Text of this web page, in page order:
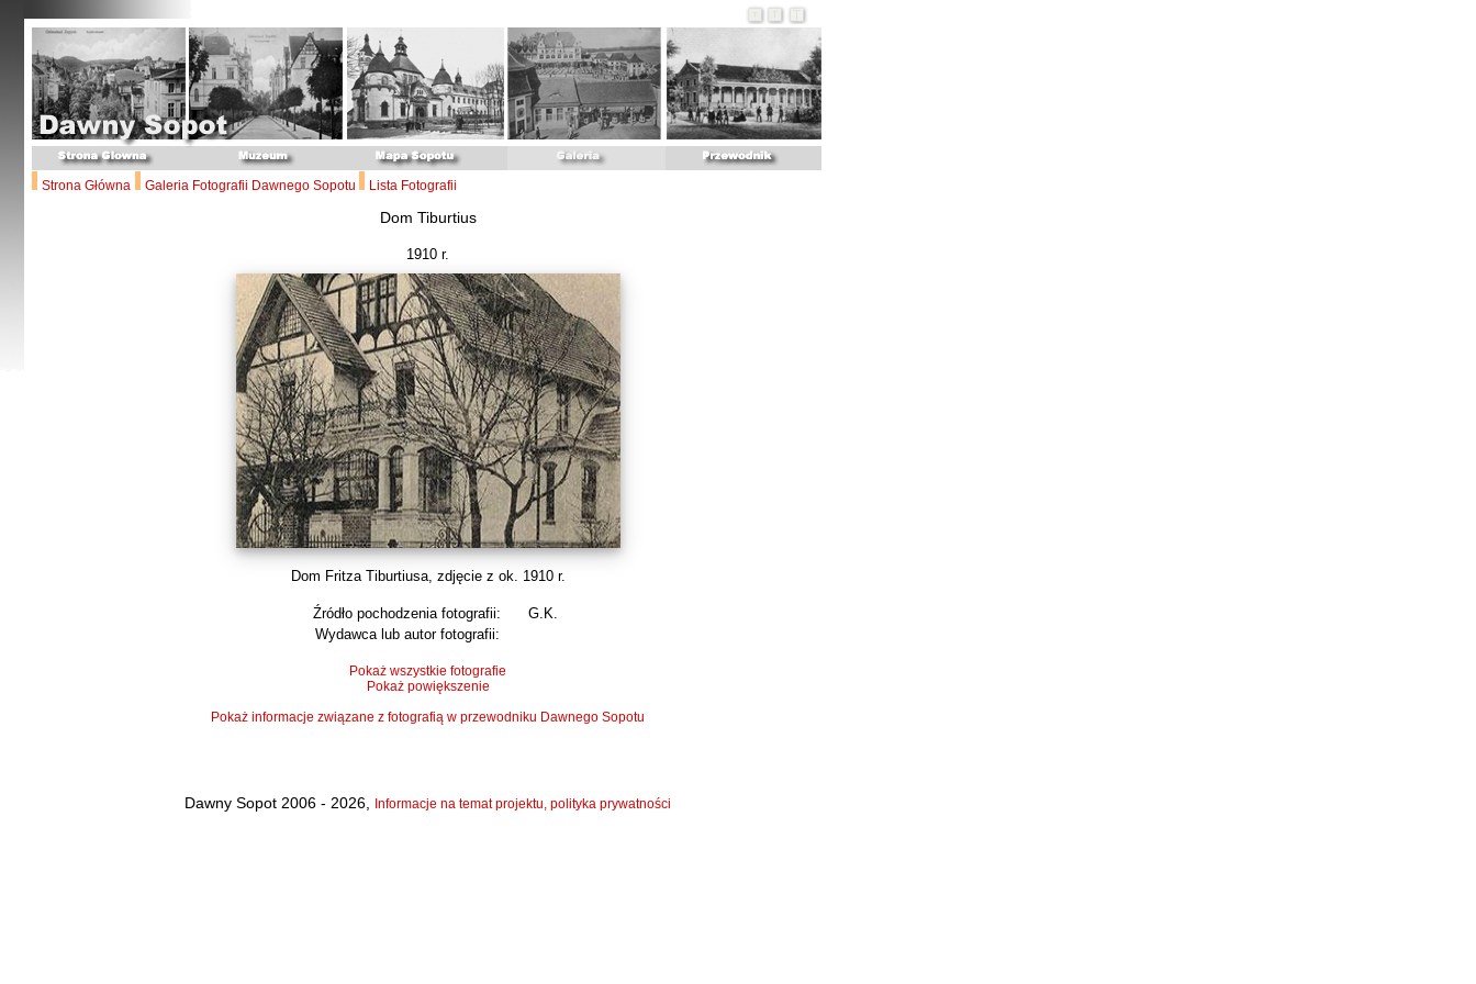
Strona Główna Galeria Fotografii Dawnego Sopotu Lista Fotografii
Dom Tiburtius
1910 r.
Dom Fritza Tiburtiusa, zdjęcie z ok. 1910 r.
Źródło pochodzenia fotografii:
G.K.
Wydawca lub autor fotografii:
Pokaż wszystkie fotografie
Pokaż powiększenie
Pokaż informacje związane z fotografią w przewodniku Dawnego Sopotu
Dawny Sopot 2006 - 2026, Informacje na temat projektu, polityka prywatności